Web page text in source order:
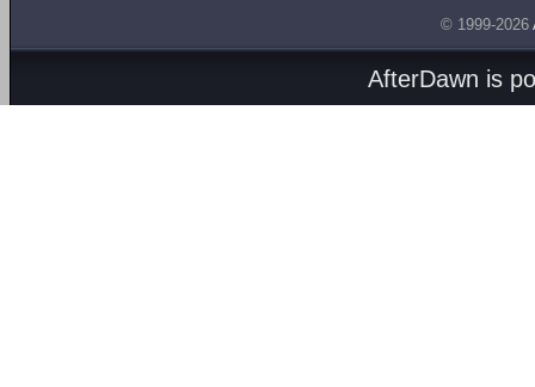
© 1999-2026
AfterDawn is